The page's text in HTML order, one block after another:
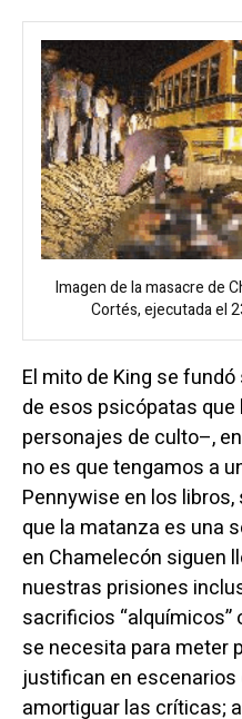
Imagen de la masacre de
Cortés, ejecutada el
El mito de King se
de esos psicópatas
personajes de culto–,
no es que tengamos a
Pennywise en los
que la matanza es una
en Chamelecón siguen
nuestras prisiones
sacrificios “alquímicos”
se necesita para meter
justifican en
amortiguar las críticas;